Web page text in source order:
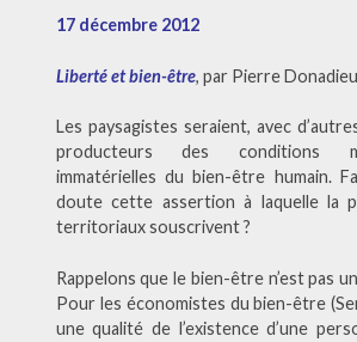
17 décembre 2012
Liberté et bien-être, par Pierre Donadieu
Les paysagistes seraient, avec
producteurs des conditions
immatérielles du bien-être humain.
doute cette assertion à laquelle la
territoriaux souscrivent ?
Rappelons que le bien-être n’est pas
Pour les économistes du bien-être
une qualité de l’existence d’une